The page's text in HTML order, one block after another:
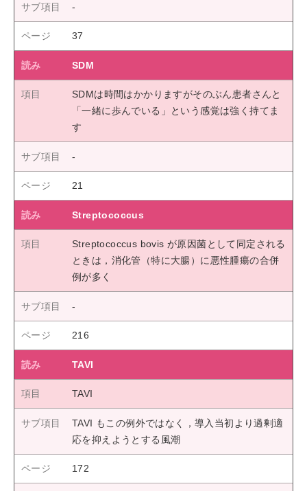
37
SDM
SDMは時間はかかりますがそのぶん患者さんと
「一緒に歩んでいる」という感覚は強く持てま
す
21
Streptococcus
Streptococcus bovis が原因菌として同定される
ときは，消化管（特に大腸）に悪性腫瘍の合併
例が多く
216
TAVI
TAVI
TAVI もこの例外ではなく，導入当初より過剰適
応を抑えようとする風潮
172